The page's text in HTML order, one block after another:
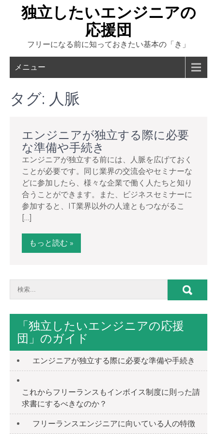
独立したいエンジニアの
応援団
フリーになる前に知っておきたい基本の「き」
メニュー
タグ: 人脈
エンジニアが独立する際に必要
な準備や手続き
エンジニアが独立する前には、人脈を広げておく
ことが必要です。同じ業界の交流会やセミナーな
どに参加したら、様々な企業で働く人たちと知り
合うことができます。また、ビジネスセミナーに
参加すると、IT業界以外の人達ともつながるこ
[…]
もっと読む »
「独立したいエンジニアの応援
団」のガイド
エンジニアが独立する際に必要な準備や手続き
これからフリーランスもインボイス制度に則った請
求書にするべきなのか？
フリーランスエンジニアに向いている人の特徴